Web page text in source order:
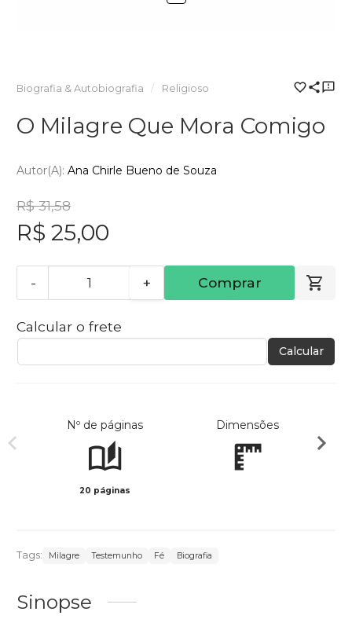
Biografia & Autobiografia Religioso
O Milagre Que Mora Comigo
Autor(a): Ana Chirle Bueno de Souza
R$ 31,58
R$ 25,00
- + Comprar
Calcular o frete
Calcular
Nº de páginas
20 páginas
Dimensões
Tags: Milagre Testemunho Fé Biografia
Sinopse